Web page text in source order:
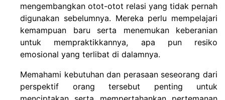
mengembangkan otot-otot relasi yang tidak pernah
digunakan sebelumnya. Mereka perlu mempelajari
kemampuan baru serta menemukan keberanian
untuk mempraktikkannya, apa pun resiko
emosional yang terlibat di dalamnya.
Memahami kebutuhan dan perasaan seseorang dari
perspektif orang tersebut penting untuk